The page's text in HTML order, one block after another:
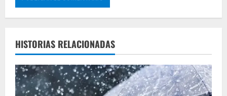
HISTORIAS RELACIONADAS